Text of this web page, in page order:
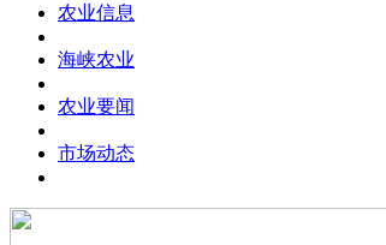
农业信息
海峡农业
农业要闻
市场动态